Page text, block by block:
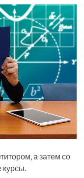
а затем со
курсы.